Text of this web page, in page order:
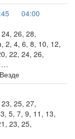
04:00
26, 28,
2, 4, 6, 8, 10, 12,
22, 24, 26,
…
25, 27,
5, 7, 9, 11, 13,
23, 25,